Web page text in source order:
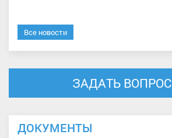
Все новости
ЗАДАТЬ ВОПРОС
ДОКУМЕНТЫ